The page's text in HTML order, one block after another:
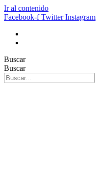
Ir al contenido
Facebook-f Twitter Instagram
Buscar
Buscar